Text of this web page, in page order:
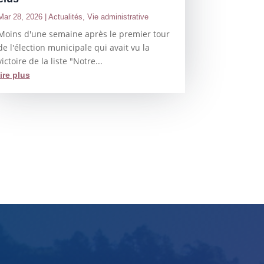
28, 2026| Actualités, Vie administrative
d'une semaine après le premier tour
l'élection municipale qui avait vu la
de la liste "Notre...
plus